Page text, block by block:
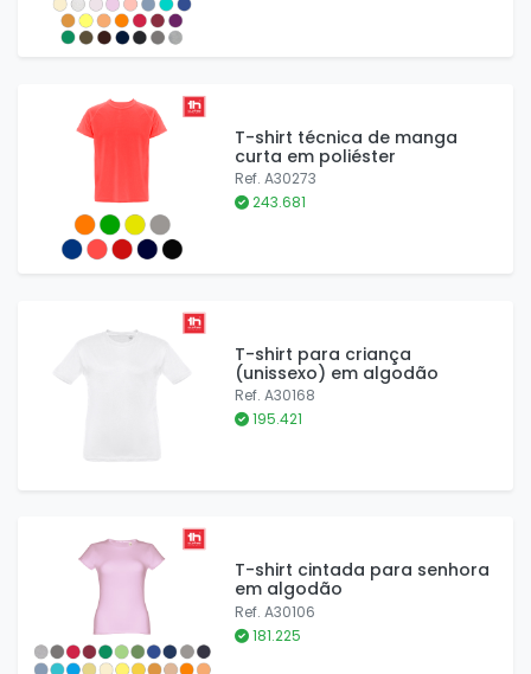
T-shirt técnica de manga
curta em poliéster
Ref. A30273
243.681
T-shirt para criança
(unissexo) em algodão
Ref. A30168
195.421
T-shirt cintada para senhora
em algodão
Ref. A30106
181.225